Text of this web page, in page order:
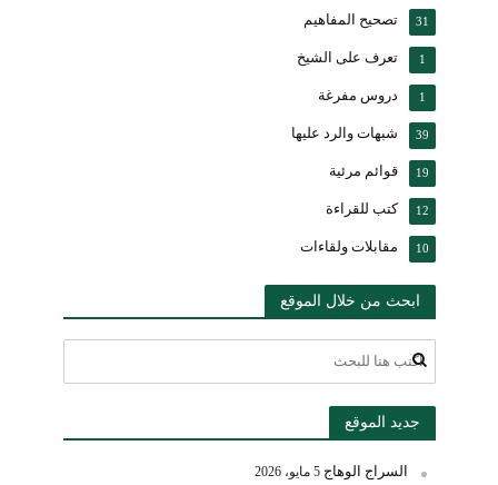
تصحيح المفاهيم 31
تعرف على الشيخ 1
دروس مفرغة 1
شبهات والرد عليها 39
قوائم مرئية 19
كتب للقراءة 12
مقابلات ولقاءات 10
ابحث من خلال الموقع
جديد الموقع
السراج الوهاج 5 مايو، 2026